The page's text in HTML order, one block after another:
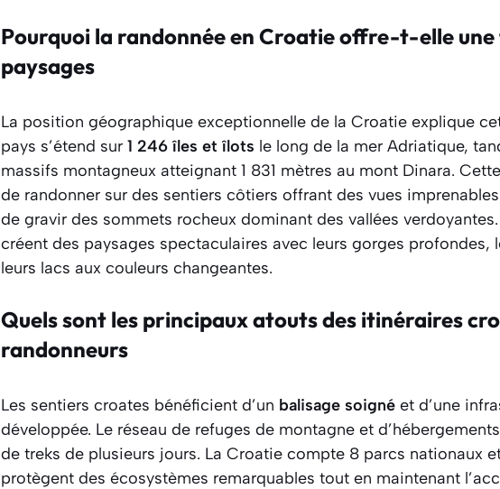
Pourquoi la randonnée en Croatie offre-t-elle
paysages
La position géographique exceptionnelle de la Croatie explique
pays s’étend sur 1 246 îles et îlots le long de la mer Adriatique,
massifs montagneux atteignant 1 831 mètres au mont Dinara.
de randonner sur des sentiers côtiers offrant des vues
de gravir des sommets rocheux dominant des vallées
créent des paysages spectaculaires avec leurs gorges profondes,
leurs lacs aux couleurs changeantes.
Quels sont les principaux atouts des itinéraires
randonneurs
Les sentiers croates bénéficient d’un balisage soigné et d’une
développée. Le réseau de refuges de montagne et
de treks de plusieurs jours. La Croatie compte 8 parcs nationaux
protègent des écosystèmes remarquables tout en maintenant